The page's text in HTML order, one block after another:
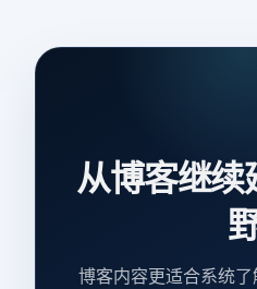
从博客继
博客内容更适合系统